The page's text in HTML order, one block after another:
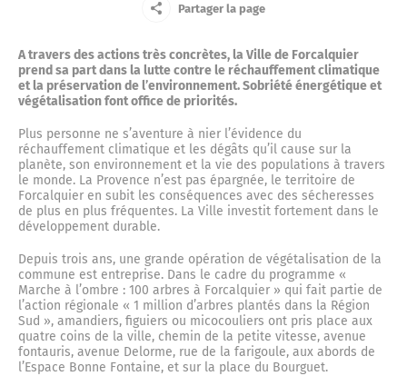
La mémoire résistante
La défense passive
L’ancienne prison
Marius l’imprimeur
La place du Bourguet
La citadelle
Le couvent des Cordeliers
La fontaine et la place Jeanne d’Arc
Le marché du lundi
Actes administratifs
Compte-rendus du Conseil municipal
Délibérations
Les arrêtés
Vos élus
Le maire
Conseil municipal
Annuaire des commerces
Marchés publics
Le Centre Communal d’Action Sociale
Petite enfance
Ecoles et cantine
Police municipale
Culture
Le musée municipal
Urbanisme
Centre de soins non programmés
Complexe sportif
Cour des artisans
Halte routière
Jardin d’enfants
Jeune
Entreprise
Nouvel arrivant
Touriste
Partager la page
A travers des actions très concrètes, la Ville de Forcalquier
prend sa part dans la lutte contre le réchauffement climatique
et la préservation de l’environnement. Sobriété énergétique et
végétalisation font office de priorités.
Plus personne ne s’aventure à nier l’évidence du
réchauffement climatique et les dégâts qu’il cause sur la
planète, son environnement et la vie des populations à travers
le monde. La Provence n’est pas épargnée, le territoire de
Forcalquier en subit les conséquences avec des sécheresses
de plus en plus fréquentes. La Ville investit fortement dans le
développement durable.
Depuis trois ans, une grande opération de végétalisation de la
commune est entreprise. Dans le cadre du programme «
Marche à l’ombre : 100 arbres à Forcalquier » qui fait partie de
l’action régionale « 1 million d’arbres plantés dans la Région
Sud », amandiers, figuiers ou micocouliers ont pris place aux
quatre coins de la ville, chemin de la petite vitesse, avenue
fontauris, avenue Delorme, rue de la farigoule, aux abords de
l’Espace Bonne Fontaine, et sur la place du Bourguet.